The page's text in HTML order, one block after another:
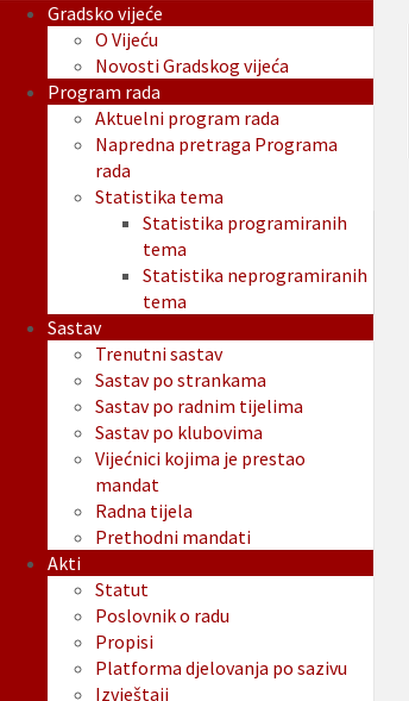
Gradsko vijeće
O Vijeću
Novosti Gradskog vijeća
Program rada
Aktuelni program rada
Napredna pretraga Programa
rada
Statistika tema
Statistika programiranih
tema
Statistika neprogramiranih
tema
Sastav
Trenutni sastav
Sastav po strankama
Sastav po radnim tijelima
Sastav po klubovima
Vijećnici kojima je prestao
mandat
Radna tijela
Prethodni mandati
Akti
Statut
Poslovnik o radu
Propisi
Platforma djelovanja po sazivu
Izvještaji